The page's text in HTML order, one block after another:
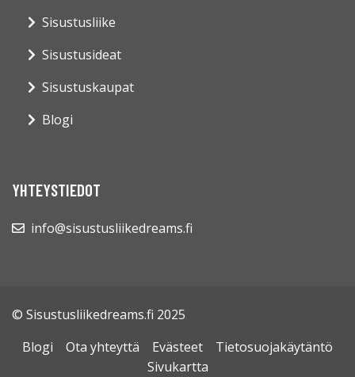
Sisustusliike
Sisustusideat
Sisustuskaupat
Blogi
YHTEYSTIEDOT
info@sisustusliikedreams.fi
© Sisustusliikedreams.fi 2025
Blogi
Ota yhteyttä Evästeet
Tietosuojakäytäntö
Sivukartta